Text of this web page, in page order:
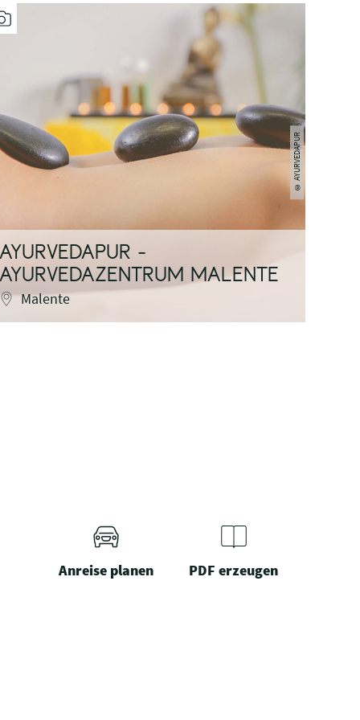
AYURVEDAPUR -
AYURVEDAZENTRUM MALENTE
Malente
©
AYURVEDAPUR
Anreise planen PDF erzeugen